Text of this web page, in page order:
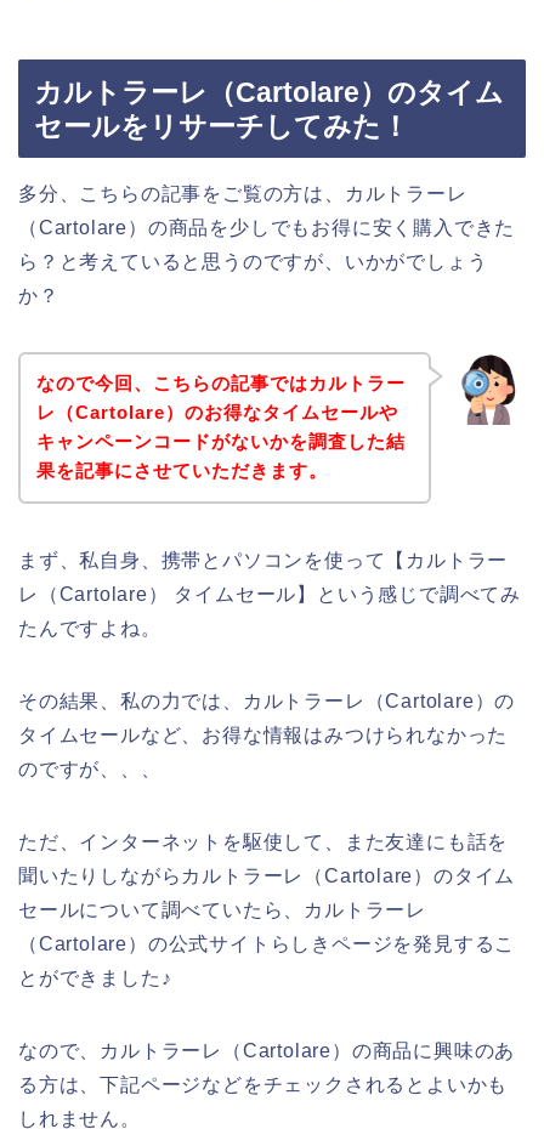
カルトラーレ（Cartolare）のタイム
セールをリサーチしてみた！
多分、こちらの記事をご覧の方は、カルトラーレ
（Cartolare）の商品を少しでもお得に安く購入できた
ら？と考えていると思うのですが、いかがでしょう
か？
なので今回、こちらの記事ではカルトラー
レ（Cartolare）のお得なタイムセールや
キャンペーンコードがないかを調査した結
果を記事にさせていただきます。
まず、私自身、携帯とパソコンを使って【カルトラー
レ（Cartolare） タイムセール】という感じで調べてみ
たんですよね。
その結果、私の力では、カルトラーレ（Cartolare）の
タイムセールなど、お得な情報はみつけられなかった
のですが、、、
ただ、インターネットを駆使して、また友達にも話を
聞いたりしながらカルトラーレ（Cartolare）のタイム
セールについて調べていたら、カルトラーレ
（Cartolare）の公式サイトらしきページを発見するこ
とができました♪
なので、カルトラーレ（Cartolare）の商品に興味のあ
る方は、下記ページなどをチェックされるとよいかも
しれません。